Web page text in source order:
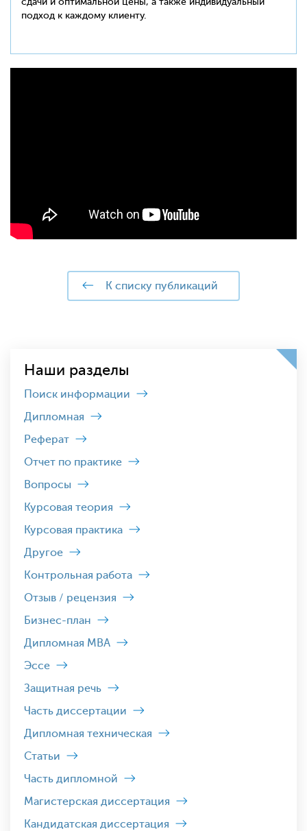
подход к каждому клиенту.
к списку публикаций
Наши разделы
Поиск информации
Дипломная
Реферат
Отчет по практике
Вопросы
Курсовая теория
Курсовая практика
Другое
Контрольная работа
Отзыв / рецензия
Бизнес-план
Дипломная MBA
Эссе
Защитная речь
Часть диссертации
Дипломная техническая
Статьи
Часть дипломной
Магистерская диссертация
Кандидатская диссертация